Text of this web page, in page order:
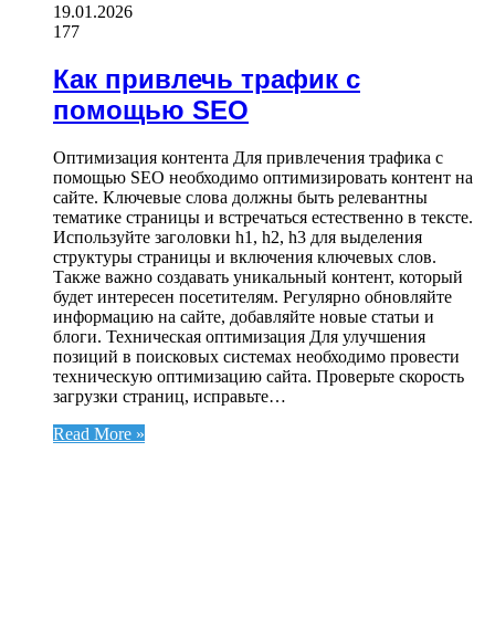
19.01.2026
177
Как привлечь трафик с
помощью SEO
Оптимизация контента Для привлечения трафика с
помощью SEO необходимо оптимизировать контент на
сайте. Ключевые слова должны быть релевантны
тематике страницы и встречаться естественно в тексте.
Используйте заголовки h1, h2, h3 для выделения
структуры страницы и включения ключевых слов.
Также важно создавать уникальный контент, который
будет интересен посетителям. Регулярно обновляйте
информацию на сайте, добавляйте новые статьи и
блоги. Техническая оптимизация Для улучшения
позиций в поисковых системах необходимо провести
техническую оптимизацию сайта. Проверьте скорость
загрузки страниц, исправьте…
Read More »